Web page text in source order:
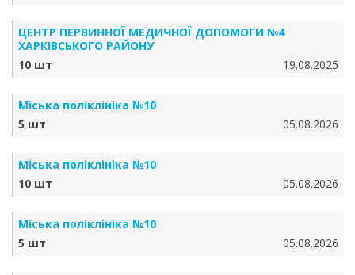
ЦЕНТР ПЕРВИННОЇ МЕДИЧНОЇ ДОПОМОГИ №4
ХАРКІВСЬКОГО РАЙОНУ
10 шт
19.08.2025
Міська поліклініка №10
5 шт
05.08.2026
Міська поліклініка №10
10 шт
05.08.2026
Міська поліклініка №10
5 шт
05.08.2026